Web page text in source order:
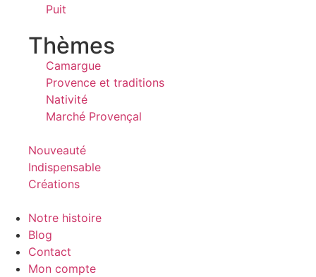
Puit
Thèmes
Camargue
Provence et traditions
Nativité
Marché Provençal
Nouveauté
Indispensable
Créations
Notre histoire
Blog
Contact
Mon compte